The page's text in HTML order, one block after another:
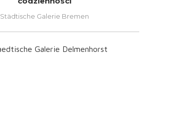
Städtische Galerie Bremen